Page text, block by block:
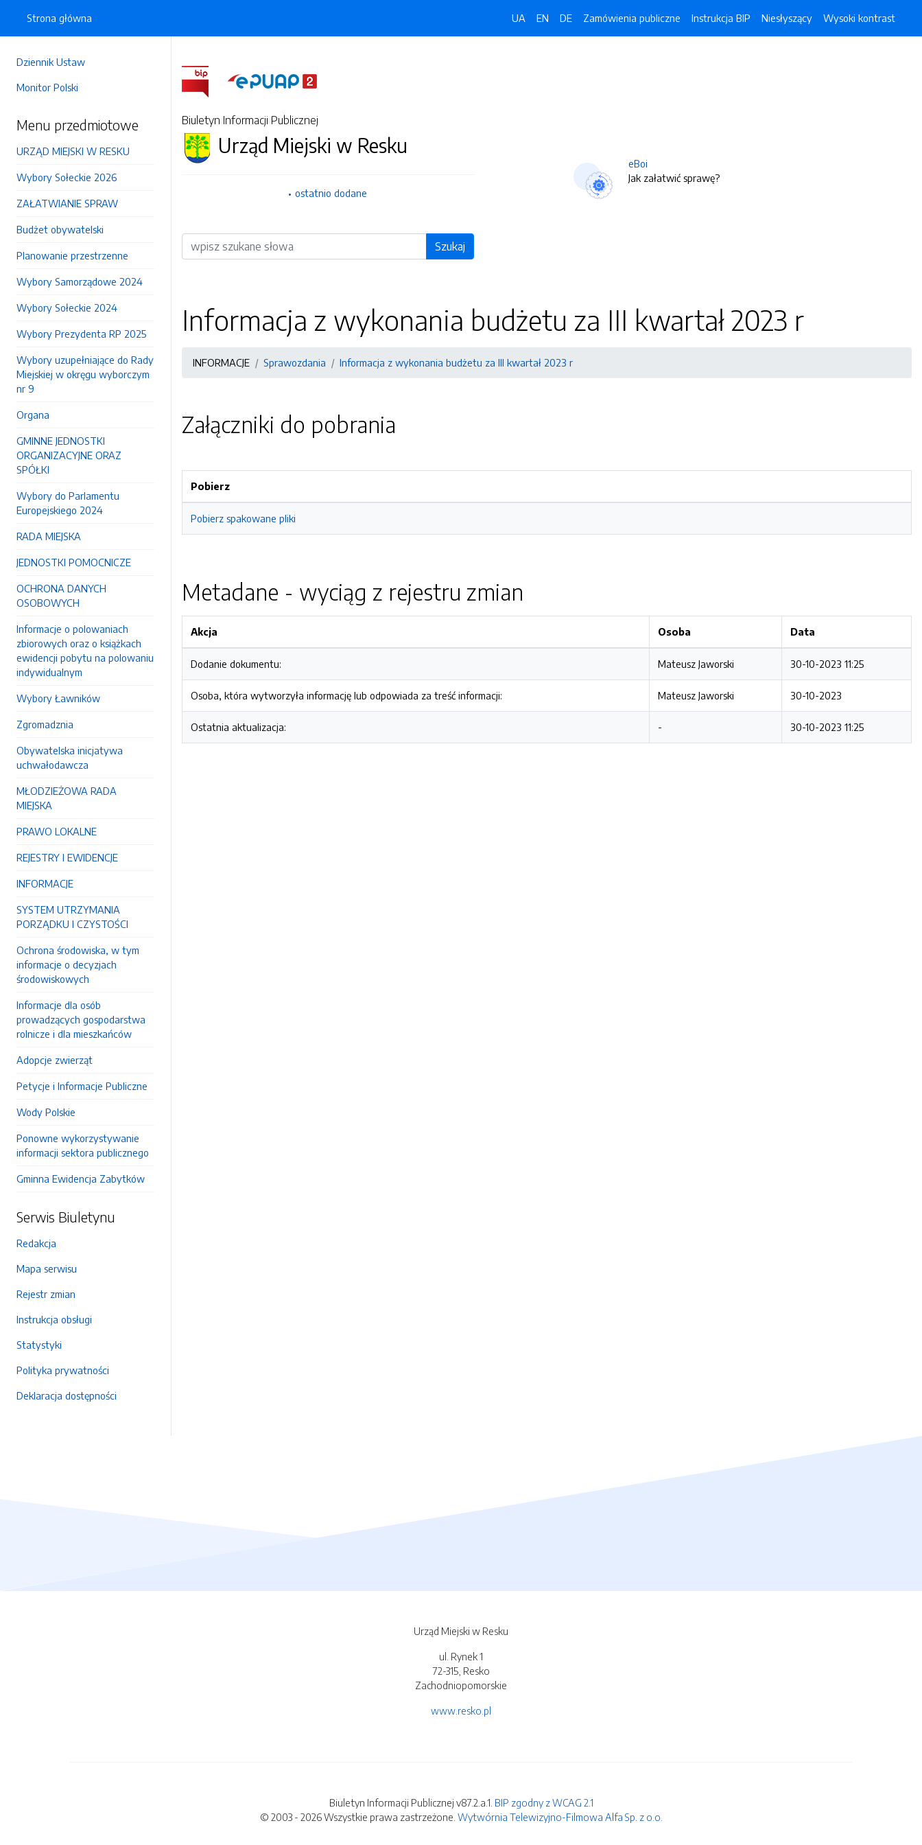
Dziennik Ustaw
Monitor Polski
Menu przedmiotowe
URZĄD MIEJSKI W RESKU
Wybory Sołeckie 2026
ZAŁATWIANIE SPRAW
Budżet obywatelski
Planowanie przestrzenne
Wybory Samorządowe 2024
Wybory Sołeckie 2024
Wybory Prezydenta RP 2025
Wybory uzupełniające do Rady
Miejskiej w okręgu wyborczym
nr 9
Organa
GMINNE JEDNOSTKI
ORGANIZACYJNE ORAZ
SPÓŁKI
Wybory do Parlamentu
Europejskiego 2024
RADA MIEJSKA
JEDNOSTKI POMOCNICZE
OCHRONA DANYCH
OSOBOWYCH
Informacje o polowaniach
zbiorowych oraz o książkach
ewidencji pobytu na polowaniu
indywidualnym
Wybory Ławników
Zgromadznia
Obywatelska inicjatywa
uchwałodawcza
MŁODZIEŻOWA RADA
MIEJSKA
PRAWO LOKALNE
REJESTRY I EWIDENCJE
INFORMACJE
SYSTEM UTRZYMANIA
PORZĄDKU I CZYSTOŚCI
Ochrona środowiska, w tym
informacje o decyzjach
środowiskowych
Informacje dla osób
prowadzących gospodarstwa
rolnicze i dla mieszkańców
Adopcje zwierząt
Petycje i Informacje Publiczne
Wody Polskie
Ponowne wykorzystywanie
informacji sektora publicznego
Gminna Ewidencja Zabytków
Serwis Biuletynu
Redakcja
Mapa serwisu
Rejestr zmian
Instrukcja obsługi
Statystyki
Polityka prywatności
Deklaracja dostępności
Strona główna UA EN DE Zamówienia publiczne Instrukcja BIP Niesłyszący Wysoki kontrast
Biuletyn Informacji Publicznej
Urząd Miejski w Resku
ostatnio dodane
Wyszukiwarka Szukaj
eBoi
Jak załatwić sprawę?
Informacja z wykonania budżetu za III kwartał 2023 r
INFORMACJE Sprawozdania Informacja z wykonania budżetu za III kwartał 2023 r
Załączniki do pobrania
Pobierz
Pobierz spakowane pliki
Metadane - wyciąg z rejestru zmian
Akcja Osoba Data
Dodanie dokumentu: Mateusz Jaworski 30-10-2023 11:25
Osoba, która wytworzyła informację lub odpowiada za treść informacji: Mateusz Jaworski 30-10-2023
Ostatnia aktualizacja: - 30-10-2023 11:25
Urząd Miejski w Resku
ul. Rynek 1
72-315, Resko
Zachodniopomorskie
www.resko.pl
Biuletyn Informacji Publicznej v87.2.a.1. BIP zgodny z WCAG 2.1
© 2003 - 2026 Wszystkie prawa zastrzeżone. Wytwórnia Telewizyjno-Filmowa Alfa Sp. z o.o.